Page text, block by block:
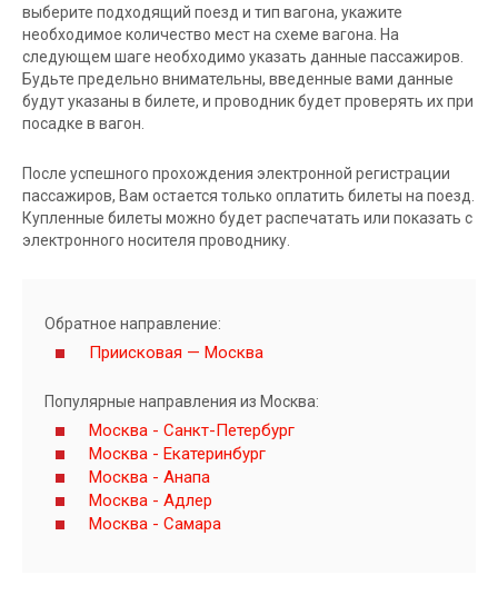
выберите подходящий поезд и тип вагона, укажите
необходимое количество мест на схеме вагона. На
следующем шаге необходимо указать данные пассажиров.
Будьте предельно внимательны, введенные вами данные
будут указаны в билете, и проводник будет проверять их при
посадке в вагон.
После успешного прохождения электронной регистрации
пассажиров, Вам остается только оплатить билеты на поезд.
Купленные билеты можно будет распечатать или показать с
электронного носителя проводнику.
Обратное направление:
Приисковая — Москва
Популярные направления из Москва:
Москва - Санкт-Петербург
Москва - Екатеринбург
Москва - Анапа
Москва - Адлер
Москва - Самара